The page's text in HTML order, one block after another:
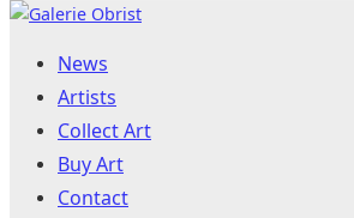
Skip
contentNews
Artists
Collect Art
Buy Art
Contact